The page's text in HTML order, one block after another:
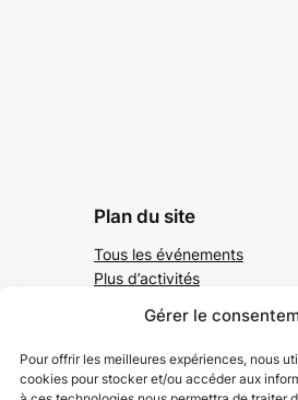
Gérer le
Pour offrir les meilleures expériences, nous
cookies pour stocker et/ou accéder aux
Plan du site
Tous les événements
Plus d’activités
S’abonner par mail